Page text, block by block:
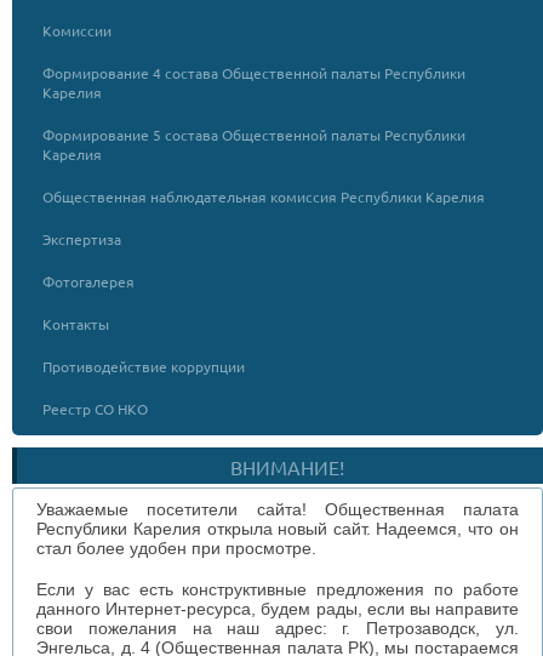
Комиссии
Формирование 4 состава Общественной палаты Республики
Карелия
Формирование 5 состава Общественной палаты Республики
Карелия
Общественная наблюдательная комиссия Республики Карелия
Экспертиза
Фотогалерея
Контакты
Противодействие коррупции
Реестр СО НКО
ВНИМАНИЕ!
Уважаемые посетители сайта! Общественная палата
Республики Карелия открыла новый сайт. Надеемся, что он
стал более удобен при просмотре.
Если у вас есть конструктивные предложения по работе
данного Интернет-ресурса, будем рады, если вы направите
свои пожелания на наш адрес: г. Петрозаводск, ул.
Энгельса, д. 4 (Общественная палата РК), мы постараемся